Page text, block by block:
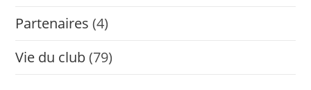
Partenaires (4)
Vie du club (79)